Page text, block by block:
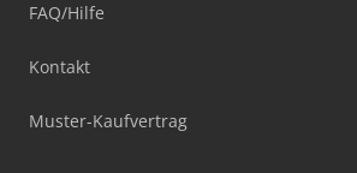
FAQ/Hilfe
Kontakt
Muster-Kaufvertrag